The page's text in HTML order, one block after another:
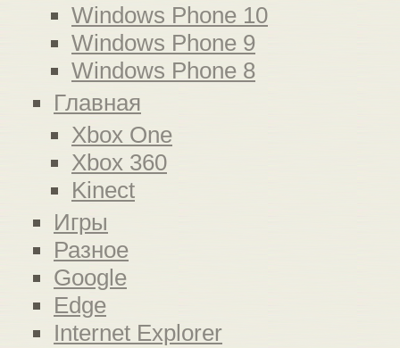
Windows Phone 10
Windows Phone 9
Windows Phone 8
Главная
Xbox One
Xbox 360
Kinect
Игры
Разное
Google
Edge
Internet Explorer